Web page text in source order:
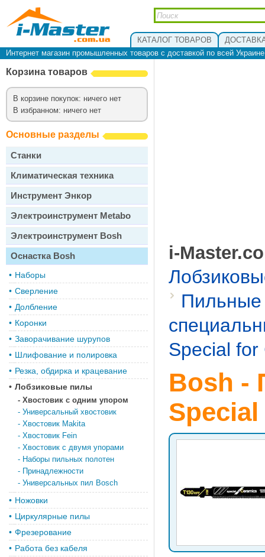
КАТАЛОГ ТОВАРОВ
Интернет магазин промышленных товаров с доставкой по всей
Корзина товаров
В корзине покупок: ничего нет
В избранном: ничего нет
Основные разделы
Станки
Климатическая техника
Инструмент Энкор
Электроинструмент Metabo
Электроинструмент Bosh
Оснастка Bosh
• Наборы
• Сверление
• Долбление
• Коронки
• Заворачивание шурупов
• Шлифование и полировка
• Резка, обдирка и крацевание
• Лобзиковые пилы
- Хвостовик с одним упором
- Универсальный хвостовик
- Хвостовик Makita
- Хвостовик Fein
- Хвостовик с двумя упорами
- Наборы пильных полотен
- Принадлежности
- Универсальных пил Bosch
• Ножовки
• Циркулярные пилы
• Фрезерование
• Работа без кабеля
i-
Пильные
Special for
Bosh -